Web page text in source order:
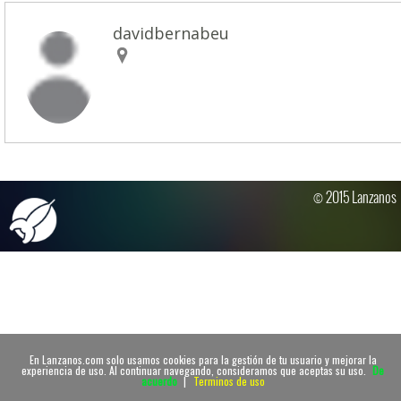
En Lanzanos.com solo usamos cookies para la gestión de tu usuario y mejorar la
experiencia de uso. Al continuar navegando, consideramos que aceptas su uso. De
acuerdo | Terminos de uso
davidbernabeu
© 2015 Lanzanos